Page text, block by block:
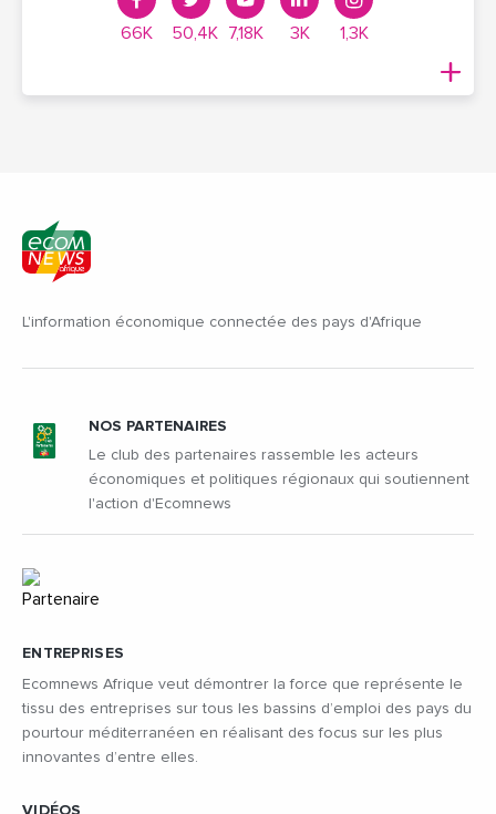
66K 50,4K 7,18K 3K 1,3K
L'information économique connectée des pays d'Afrique
ENTREPRISES
Ecomnews Afrique veut démontrer la force que représente le
tissu des entreprises sur tous les bassins d’emploi des pays du
pourtour méditerranéen en réalisant des focus sur les plus
innovantes d’entre elles.
VIDÉOS
NOS PARTENAIRES
Le club des partenaires rassemble les acteurs
économiques et politiques régionaux qui soutiennent
l'action d'Ecomnews